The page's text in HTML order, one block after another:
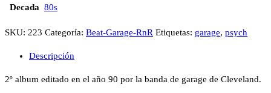
Decada 80s
SKU: 223 Categoría: Beat-Garage-RnR Etiquetas: garage, psych
Descripción
2º album editado en el año 90 por la banda de garage de Cleveland.